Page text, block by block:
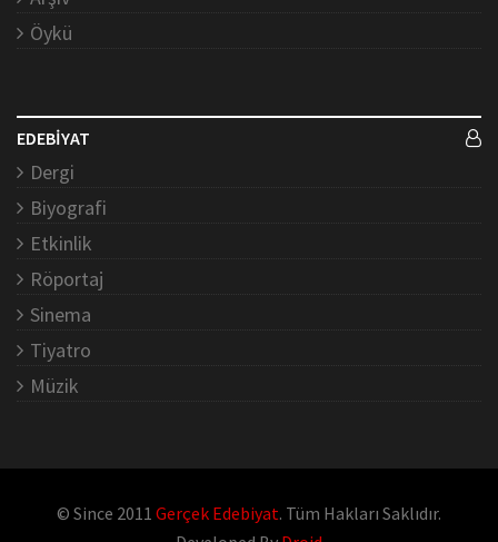
Öykü
EDEBİYAT
Dergi
Biyografi
Etkinlik
Röportaj
Sinema
Tiyatro
Müzik
© Since 2011 Gerçek Edebiyat. Tüm Hakları Saklıdır.